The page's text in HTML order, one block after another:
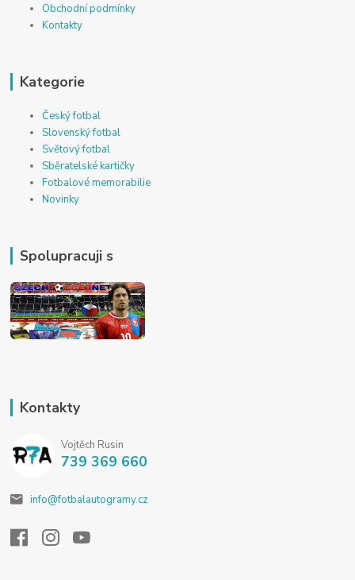
Obchodní podmínky
Kontakty
Kategorie
Český fotbal
Slovenský fotbal
Světový fotbal
Sběratelské kartičky
Fotbalové memorabilie
Novinky
Spolupracuji s
Kontakty
Vojtěch Rusin
739 369 660
info@fotbalautogramy.cz